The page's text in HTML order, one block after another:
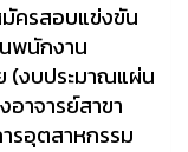
ครสอบแข่งขัน
พนักงาน
(งบประมาณแผ่น
าจารย์สาขา
รอุตสาหกรรม